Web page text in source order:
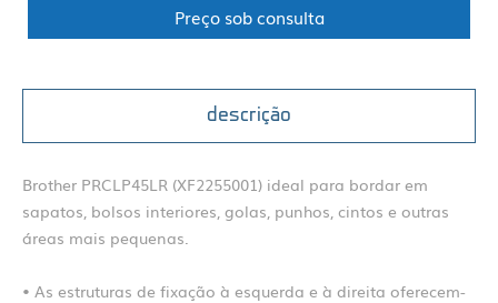
Preço sob consulta
descrição
Brother PRCLP45LR (XF2255001) ideal para bordar em
sapatos, bolsos interiores, golas, punhos, cintos e outras
áreas mais pequenas.
• As estruturas de fixação à esquerda e à direita oferecem-